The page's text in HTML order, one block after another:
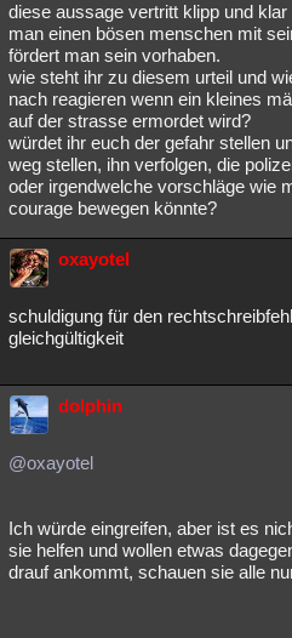
Musik Clash Verbesserungen
Übersichten
Besucht Teilgenommen Alle
Lesenswert Schlüsselwörter
diese aussage vertritt klipp und
man einen bösen menschen mit
fördert man sein vorhaben.
wie steht ihr zu diesem urteil und
nach reagieren wenn ein kleines
auf der strasse ermordet wird?
würdet ihr euch der gefahr stellen
weg stellen, ihn verfolgen, die
oder irgendwelche vorschläge wie
courage bewegen könnte?
oxayotel
schuldigung für den
gleichgültigkeit
dolphin
@oxayotel
Ich würde eingreifen, aber ist es
sie helfen und wollen etwas
drauf ankommt, schauen sie alle